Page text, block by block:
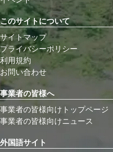
このサイトについて
サイトマップ
プライバシーポリシー
利用規約
お問い合わせ
事業者の皆様へ
事業者の皆様向けトップページ
事業者の皆様向けニュース
外国語サイト